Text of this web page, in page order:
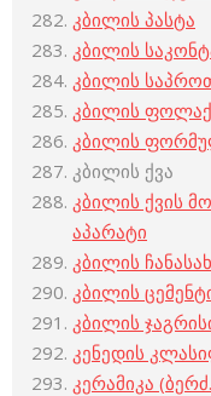
კბილის პასტა
კბილის
კბილის
კბილის
კბილის
კბილის ქვა
კბილის ქვის
აპარატი
კბილის
კბილის
კბილის
კენედის
კერამიკა